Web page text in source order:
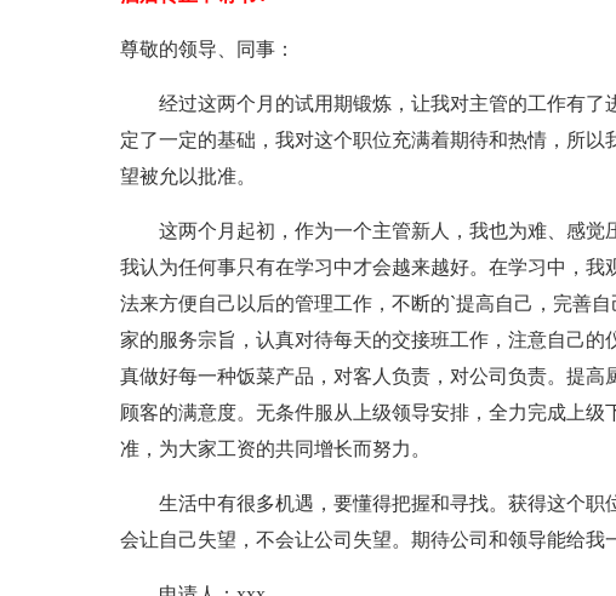
尊敬的领导、同事：
经过这两个月的试用期锻炼，让我对主管的工作有了
定了一定的基础，我对这个职位充满着期待和热情，所
望被允以批准。
这两个月起初，作为一个主管新人，我也为难、感觉
我认为任何事只有在学习中才会越来越好。在学习中，
法来方便自己以后的管理工作，不断的`提高自己，完善
家的服务宗旨，认真对待每天的交接班工作，注意自己
真做好每一种饭菜产品，对客人负责，对公司负责。提
顾客的满意度。无条件服从上级领导安排，全力完成上
准，为大家工资的共同增长而努力。
生活中有很多机遇，要懂得把握和寻找。获得这个职
会让自己失望，不会让公司失望。期待公司和领导能给我